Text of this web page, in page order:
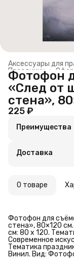
Аксессуары для
Праздники ›
Главная ›
Фотофон
«След от
стена»,
225 ₽
Преимущества
Удобный
Доставка
О товаре
Фотофон для
стена», 80×120
см: 80 х 120.
Современное
Тематика
Винил. Вид: